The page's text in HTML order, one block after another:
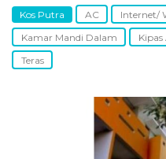
Kos Putra AC Internet/
Kamar Mandi Dalam
Teras